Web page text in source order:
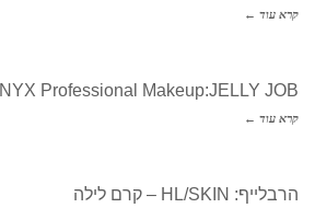
קרא עוד ←
NYX Professional Makeup:JELLY JOB
קרא עוד ←
הרבלייף: HL/SKIN – קרם לילה